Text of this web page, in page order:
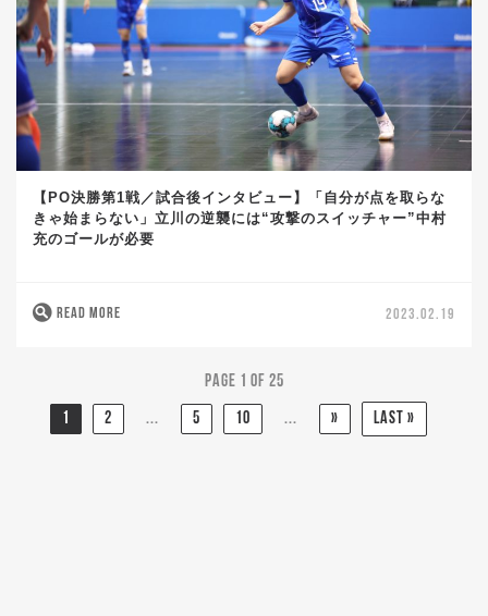
【PO決勝第1戦／試合後インタビュー】「自分が点を取らな
きゃ始まらない」立川の逆襲には“攻撃のスイッチャー”中村
充のゴールが必要
READ MORE 2023.02.19
Page 1 of 25
1 2 ... 5 10 ... » Last »